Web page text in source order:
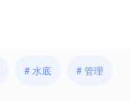
# 水底 # 管理